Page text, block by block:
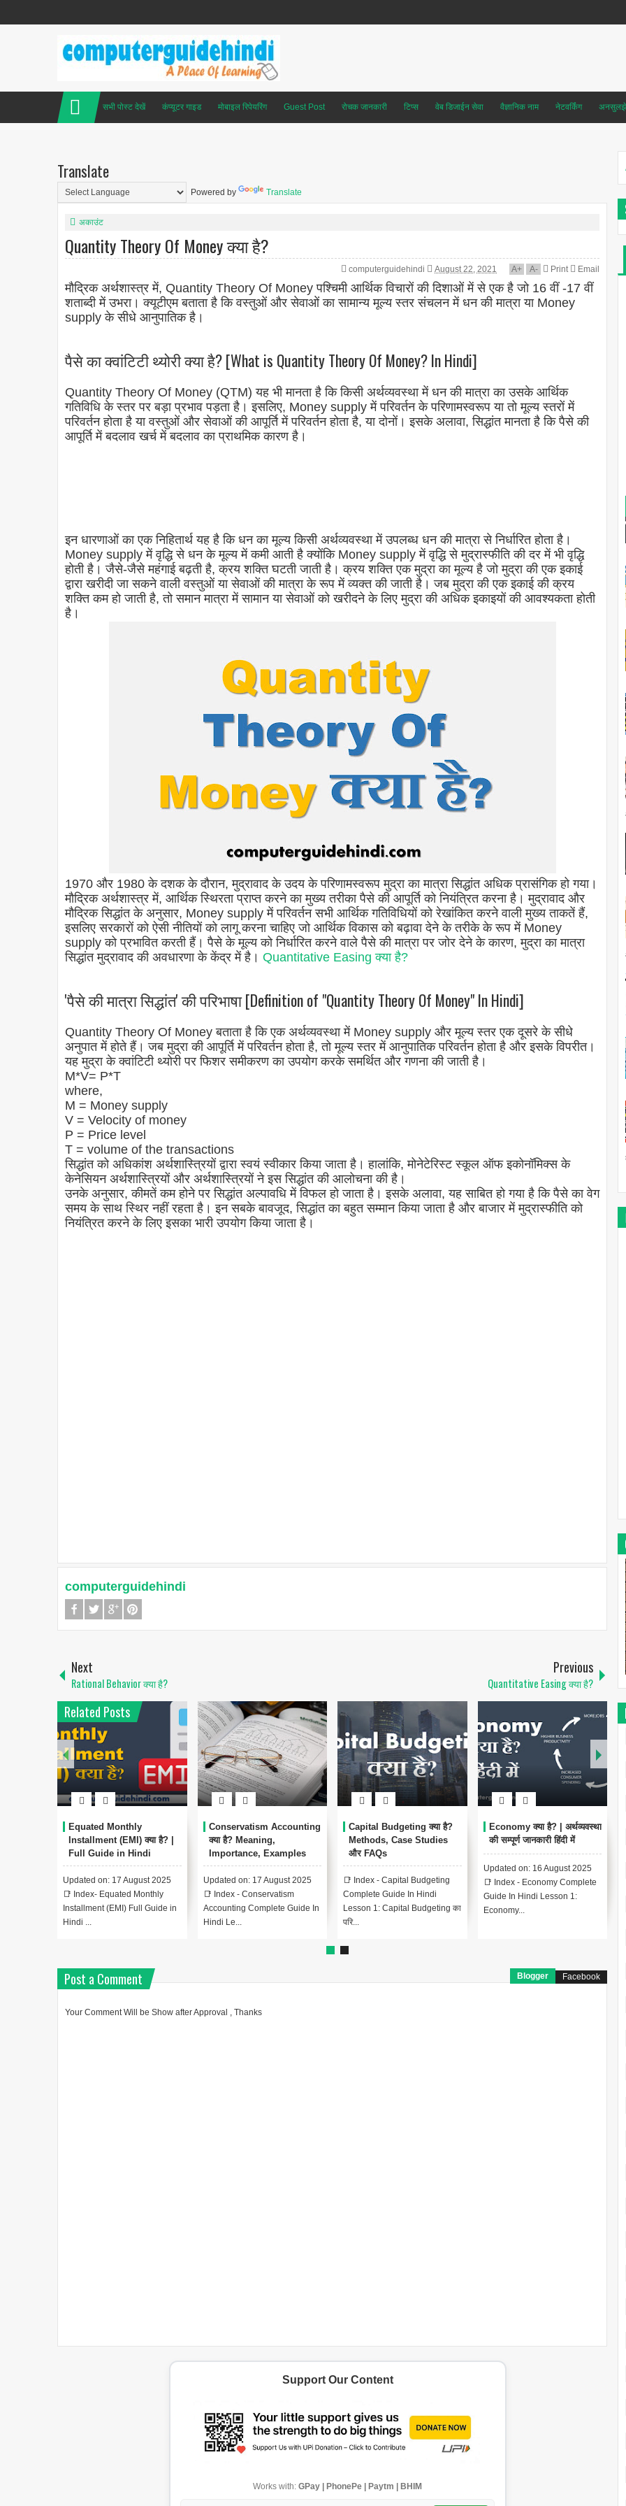
सभी पोस्ट देखें कंप्यूटर गाइड मोबाइल रिपेयरिंग Guest Post रोचक जानकारी टिप्स वेब डिजाईन सेवा वैज्ञानिक नाम नेटवर्किंग अनसुलझे
Translate
Powered by Translate
अकाउंट
Quantity Theory Of Money क्या है?
computerguidehindi August 22, 2021 A+ A- Print Email
मौद्रिक अर्थशास्त्र में, Quantity Theory Of Money पश्चिमी आर्थिक विचारों की दिशाओं में से एक है जो 16 वीं -17 वीं
शताब्दी में उभरा। क्यूटीएम बताता है कि वस्तुओं और सेवाओं का सामान्य मूल्य स्तर संचलन में धन की मात्रा या Money
supply के सीधे आनुपातिक है।
पैसे का क्वांटिटी थ्योरी क्या है? [What is Quantity Theory Of Money? In Hindi]
Quantity Theory Of Money (QTM) यह भी मानता है कि किसी अर्थव्यवस्था में धन की मात्रा का उसके आर्थिक
गतिविधि के स्तर पर बड़ा प्रभाव पड़ता है। इसलिए, Money supply में परिवर्तन के परिणामस्वरूप या तो मूल्य स्तरों में
परिवर्तन होता है या वस्तुओं और सेवाओं की आपूर्ति में परिवर्तन होता है, या दोनों। इसके अलावा, सिद्धांत मानता है कि पैसे की
आपूर्ति में बदलाव खर्च में बदलाव का प्राथमिक कारण है।
इन धारणाओं का एक निहितार्थ यह है कि धन का मूल्य किसी अर्थव्यवस्था में उपलब्ध धन की मात्रा से निर्धारित होता है।
Money supply में वृद्धि से धन के मूल्य में कमी आती है क्योंकि Money supply में वृद्धि से मुद्रास्फीति की दर में भी वृद्धि
होती है। जैसे-जैसे महंगाई बढ़ती है, क्रय शक्ति घटती जाती है। क्रय शक्ति एक मुद्रा का मूल्य है जो मुद्रा की एक इकाई
द्वारा खरीदी जा सकने वाली वस्तुओं या सेवाओं की मात्रा के रूप में व्यक्त की जाती है। जब मुद्रा की एक इकाई की क्रय
शक्ति कम हो जाती है, तो समान मात्रा में सामान या सेवाओं को खरीदने के लिए मुद्रा की अधिक इकाइयों की आवश्यकता होती
है।
1970 और 1980 के दशक के दौरान, मुद्रावाद के उदय के परिणामस्वरूप मुद्रा का मात्रा सिद्धांत अधिक प्रासंगिक हो गया।
मौद्रिक अर्थशास्त्र में, आर्थिक स्थिरता प्राप्त करने का मुख्य तरीका पैसे की आपूर्ति को नियंत्रित करना है। मुद्रावाद और
मौद्रिक सिद्धांत के अनुसार, Money supply में परिवर्तन सभी आर्थिक गतिविधियों को रेखांकित करने वाली मुख्य ताकतें हैं,
इसलिए सरकारों को ऐसी नीतियों को लागू करना चाहिए जो आर्थिक विकास को बढ़ावा देने के तरीके के रूप में Money
supply को प्रभावित करती हैं। पैसे के मूल्य को निर्धारित करने वाले पैसे की मात्रा पर जोर देने के कारण, मुद्रा का मात्रा
सिद्धांत मुद्रावाद की अवधारणा के केंद्र में है। Quantitative Easing क्या है?
'पैसे की मात्रा सिद्धांत' की परिभाषा [Definition of "Quantity Theory Of Money" In Hindi]
Quantity Theory Of Money बताता है कि एक अर्थव्यवस्था में Money supply और मूल्य स्तर एक दूसरे के सीधे
अनुपात में होते हैं। जब मुद्रा की आपूर्ति में परिवर्तन होता है, तो मूल्य स्तर में आनुपातिक परिवर्तन होता है और इसके विपरीत।
यह मुद्रा के क्वांटिटी थ्योरी पर फिशर समीकरण का उपयोग करके समर्थित और गणना की जाती है।
M*V= P*T
where,
M = Money supply
V = Velocity of money
P = Price level
T = volume of the transactions
सिद्धांत को अधिकांश अर्थशास्त्रियों द्वारा स्वयं स्वीकार किया जाता है। हालांकि, मोनेटेरिस्ट स्कूल ऑफ इकोनॉमिक्स के
केनेसियन अर्थशास्त्रियों और अर्थशास्त्रियों ने इस सिद्धांत की आलोचना की है।
उनके अनुसार, कीमतें कम होने पर सिद्धांत अल्पावधि में विफल हो जाता है। इसके अलावा, यह साबित हो गया है कि पैसे का वेग
समय के साथ स्थिर नहीं रहता है। इन सबके बावजूद, सिद्धांत का बहुत सम्मान किया जाता है और बाजार में मुद्रास्फीति को
नियंत्रित करने के लिए इसका भारी उपयोग किया जाता है।
computerguidehindi
Next
Rational Behavior क्या है?
Previous
Quantitative Easing क्या है?
Related Posts
Equated Monthly
Installment (EMI) क्या है? |
Full Guide in Hindi
Updated on: 17 August 2025
📑 Index- Equated Monthly
Installment (EMI) Full Guide in
Hindi ...
Conservatism Accounting
क्या है? Meaning,
Importance, Examples
Updated on: 17 August 2025
📑 Index - Conservatism
Accounting Complete Guide In
Hindi Le...
Capital Budgeting क्या है?
Methods, Case Studies
और FAQs
📑 Index - Capital Budgeting
Complete Guide In Hindi
Lesson 1: Capital Budgeting का
परि...
Economy क्या है? | अर्थव्यवस्था
की सम्पूर्ण जानकारी हिंदी में
Updated on: 16 August 2025
📑 Index - Economy Complete
Guide In Hindi Lesson 1:
Economy...
Post a Comment Blogger Facebook
Your Comment Will be Show after Approval , Thanks
Support Our Content
Works with:GPay | PhonePe | Paytm | BHIM